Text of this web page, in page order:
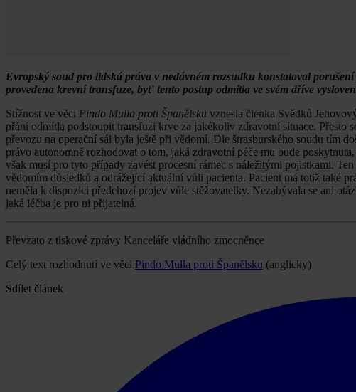
Evropský soud pro lidská práva v nedávném rozsudku konstatoval
provedena krevní transfuze, byť tento postup odmítla ve svém dříve
Stížnost ve věci Pindo Mulla proti Španělsku vznesla členka Svědků
přání odmítla podstoupit transfuzi krve za jakékoliv zdravotní situace.
převozu na operační sál byla ještě při vědomí. Dle štrasburského soudu tím
právo autonomně rozhodovat o tom, jaká zdravotní péče mu bude
však musí pro tyto případy zavést procesní rámec s náležitými pojistkami.
vědomím důsledků a odrážející aktuální vůli pacienta. Pacient má totiž také
neměla k dispozici předchozí projev vůle stěžovatelky. Nezabývala se ani
jaká léčba je pro ni přijatelná.
Převzato z tiskové zprávy Kanceláře vládního zmocněnce
Celý text rozhodnutí ve věci Pindo Mulla proti Španělsku (anglicky)
Sdílet článek